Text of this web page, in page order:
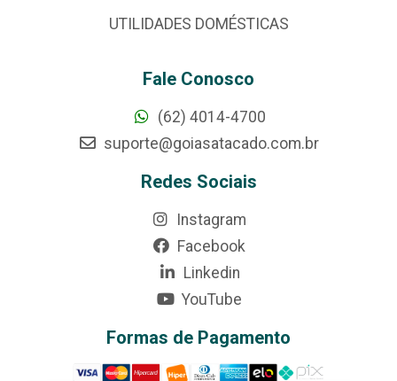
UTILIDADES DOMÉSTICAS
Fale Conosco
(62) 4014-4700
suporte@goiasatacado.com.br
Redes Sociais
Instagram
Facebook
Linkedin
YouTube
Formas de Pagamento